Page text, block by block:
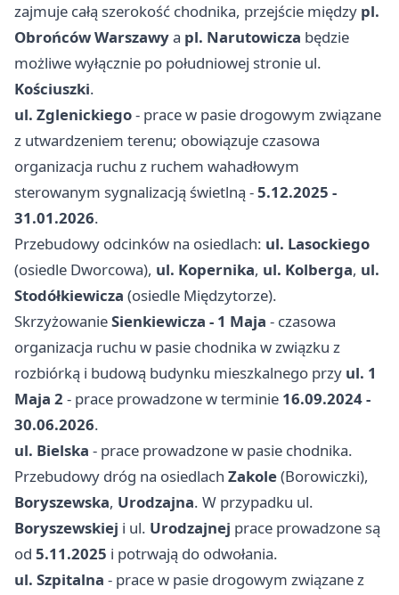
zajmuje całą szerokość chodnika, przejście między pl.
Obrońców Warszawya pl. Narutowicza będzie
możliwe wyłącznie po południowej stronie ul.
Kościuszki.
ul. Zglenickiego- prace w pasie drogowym związane
z utwardzeniem terenu; obowiązuje czasowa
organizacja ruchu z ruchem wahadłowym
sterowanym sygnalizacją świetlną -5.12.2025 -
31.01.2026.
Przebudowy odcinków na osiedlach: ul. Lasockiego
(osiedle Dworcowa), ul. Kopernika, ul. Kolberga, ul.
Stodółkiewicza (osiedle Międzytorze).
SkrzyżowanieSienkiewicza - 1 Maja - czasowa
organizacja ruchu w pasie chodnika w związku z
rozbiórką i budową budynku mieszkalnego przy ul. 1
Maja 2 - prace prowadzone w terminie 16.09.2024 -
30.06.2026.
ul. Bielska - prace prowadzone w pasie chodnika.
Przebudowy dróg na osiedlach Zakole(Borowiczki),
Boryszewska, Urodzajna. W przypadku ul.
Boryszewskiej i ul. Urodzajnej prace prowadzone są
od 5.11.2025 i potrwają do odwołania.
ul. Szpitalna - prace w pasie drogowym związane z